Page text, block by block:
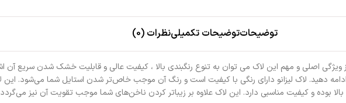
توضیحاتتوضیحات تکمیلینظرات (0)
ویژگی اصلی و مهم این لاک می توان به تنوع رنگبندی بالا ، کیفیت عالی و قابلیت خشک شدن سریع
دهید. لاک لیزانو دارای رنگی با کیفیت است و رنگ آن موجب خاص‌تر شدن استایل شما می‌شود.
و کیفیت مناسبی دارد. این لاک علاوه بر زیباتر کردن ناخن‌های شما موجب تقویت آن نیز